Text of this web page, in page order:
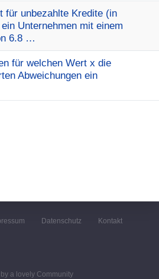
für unbezahlte Kredite (in
Unternehmen mit einem
6.8 …
für welchen Wert x die
Abweichungen ein
Datenschutz Kontakt
a lovely Community